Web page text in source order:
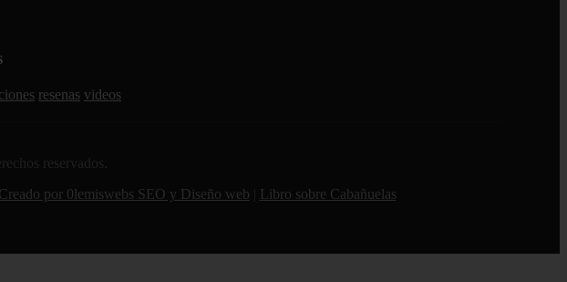
resenas videos
reservados.
Creado por 0lemiswebs SEO y Diseño web Libro sobre Cabañuelas